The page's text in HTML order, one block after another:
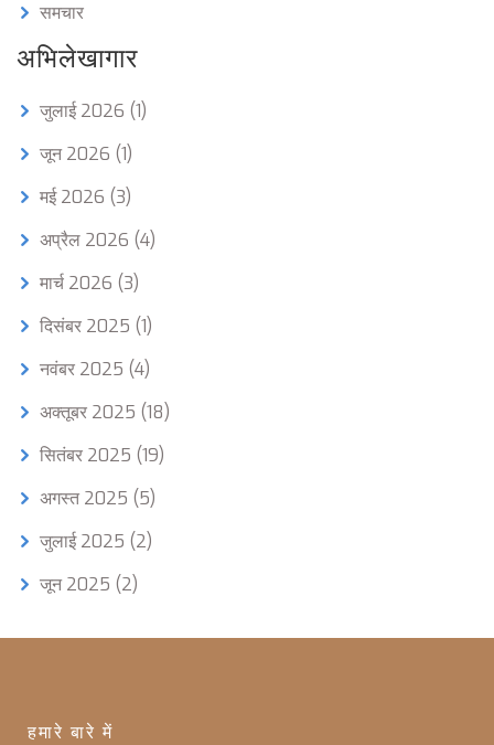
समचार
अभिलेखागार
जुलाई 2026 (1)
जून 2026 (1)
मई 2026 (3)
अप्रैल 2026 (4)
मार्च 2026 (3)
दिसंबर 2025 (1)
नवंबर 2025 (4)
अक्तूबर 2025 (18)
सितंबर 2025 (19)
अगस्त 2025 (5)
जुलाई 2025 (2)
जून 2025 (2)
हमारे बारे में